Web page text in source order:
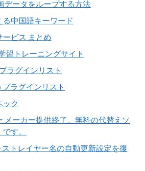
データをループする方法
中国語キーワード
ビス まとめ
習トレーニングサイト
ラグインリスト
ラグインリスト
ク
メーカー提供終了。無料の代替えソ
す。
トレイヤー名の自動更新設定を復